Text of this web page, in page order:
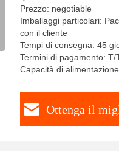
Prezzo: negotiable
Imballaggi particolari:
con il cliente
Tempi di consegna: 45
Termini di pagamento: T/
Capacità di
Ottenga il